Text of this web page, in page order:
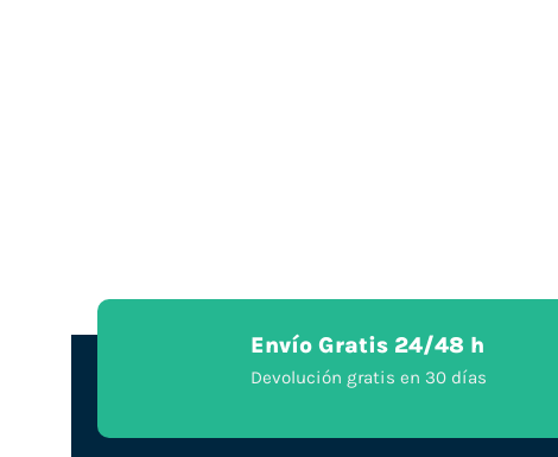
Envío Gratis 24/48 h
Devolución gratis en 30 días